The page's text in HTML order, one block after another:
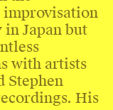
improvisation
Japan but
with artists
Stephen
His